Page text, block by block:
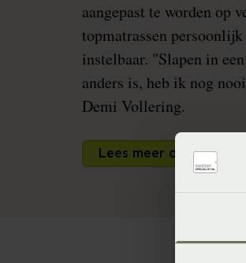
aangepast te worden op
topmatrassen
instelbaar. "Slapen in
anders is, heb ik nog
Demi Vollering.
Lees meer over Team